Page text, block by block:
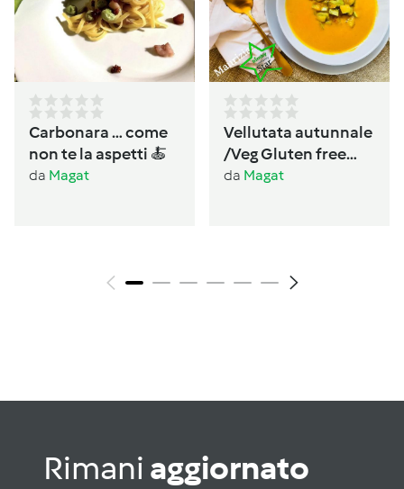
Carbonara … come
non te la aspetti 🍝
da Magat
Vellutata autunnale
/Veg Gluten free
Lactos free
da Magat
Rimani aggiornato